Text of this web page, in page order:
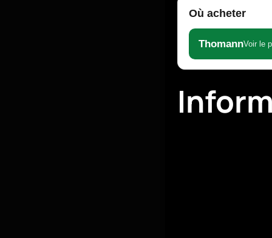
Où acheter
ThomannVoir le